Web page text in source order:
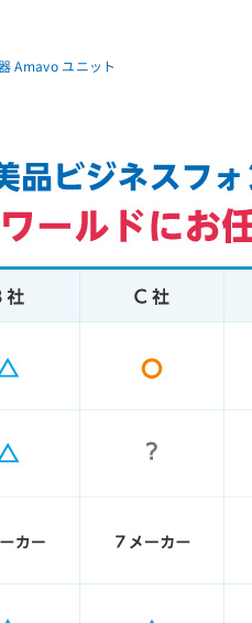
Amavo ユニット